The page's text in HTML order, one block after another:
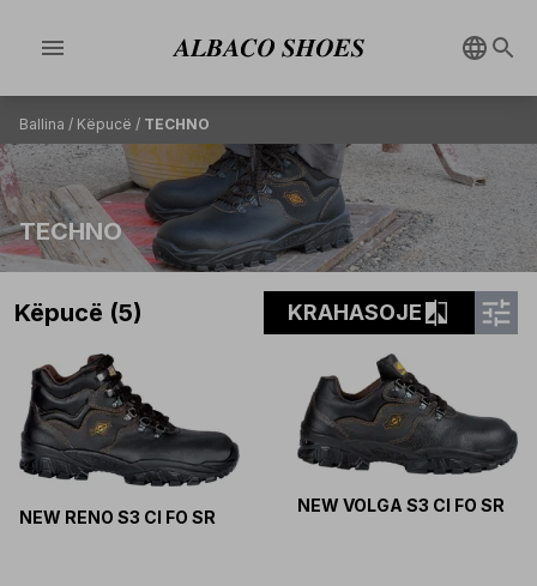
menu
Ballina / Këpucë / TECHNO
TECHNO
Këpucë (5) KRAHASOJEcompare tune
NEW RENO S3 CI FO SR
NEW VOLGA S3 CI FO SR